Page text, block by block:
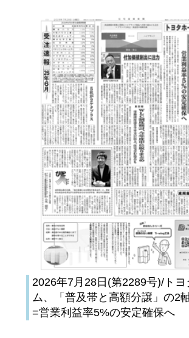
2026年7月28日(第2289号)/トヨ
ム、「普及帯と高額分譲」の2
=営業利益率5%の安定確保へ